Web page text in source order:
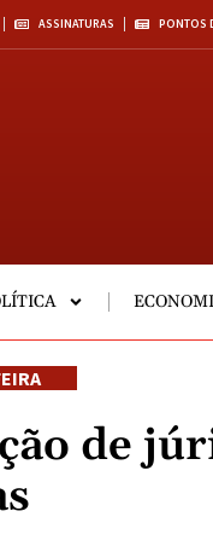
ASSINATURAS PONTOS
de